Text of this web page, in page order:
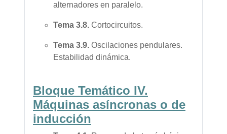
alternadores en paralelo.
Tema 3.8. Cortocircuitos.
Tema 3.9. Oscilaciones pendulares.
Estabilidad dinámica.
Bloque Temático IV.
Máquinas asíncronas o de
inducción